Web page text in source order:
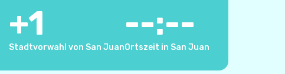
+1
Stadtvorwahl von San Juan
--:--
Ortszeit in San Juan